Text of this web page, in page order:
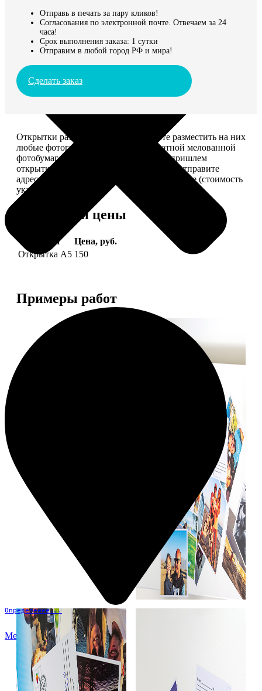
Определение...
Меню
Отправь в печать за пару кликов!
Согласования по электронной почте. Отвечаем за 24
часа!
Срок выполнения заказа: 1 сутки
Отправим в любой город РФ и мира!
Сделать заказ
Открытки размером 10*15, вы можете разместить на них
любые фотографии. Печатаем на плотной мелованной
фотобумаге плотностью 300 г/м2. Мы пришлем
открытки вам, вы сами их подпишете и отправите
адресату. Заказать можно 6 открыток и более (стоимость
указана за 6 штук).
Форматы и цены
Услуга
Цена, руб.
Открытка А5 150
Примеры работ